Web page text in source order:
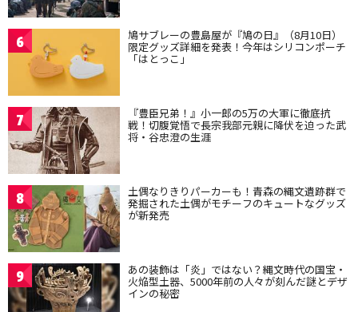
6 鳩サブレーの豊島屋が『鳩の日』（8月10日）
限定グッズ詳細を発表！今年はシリコンポーチ
「はとっこ」
7 『豊臣兄弟！』小一郎の5万の大軍に徹底抗
戦！切腹覚悟で長宗我部元親に降伏を迫った武
将・谷忠澄の生涯
8 土偶なりきりパーカーも！青森の縄文遺跡群で
発掘された土偶がモチーフのキュートなグッズ
が新発売
9 あの装飾は「炎」ではない？縄文時代の国宝・
火焔型土器、5000年前の人々が刻んだ謎とデザ
インの秘密